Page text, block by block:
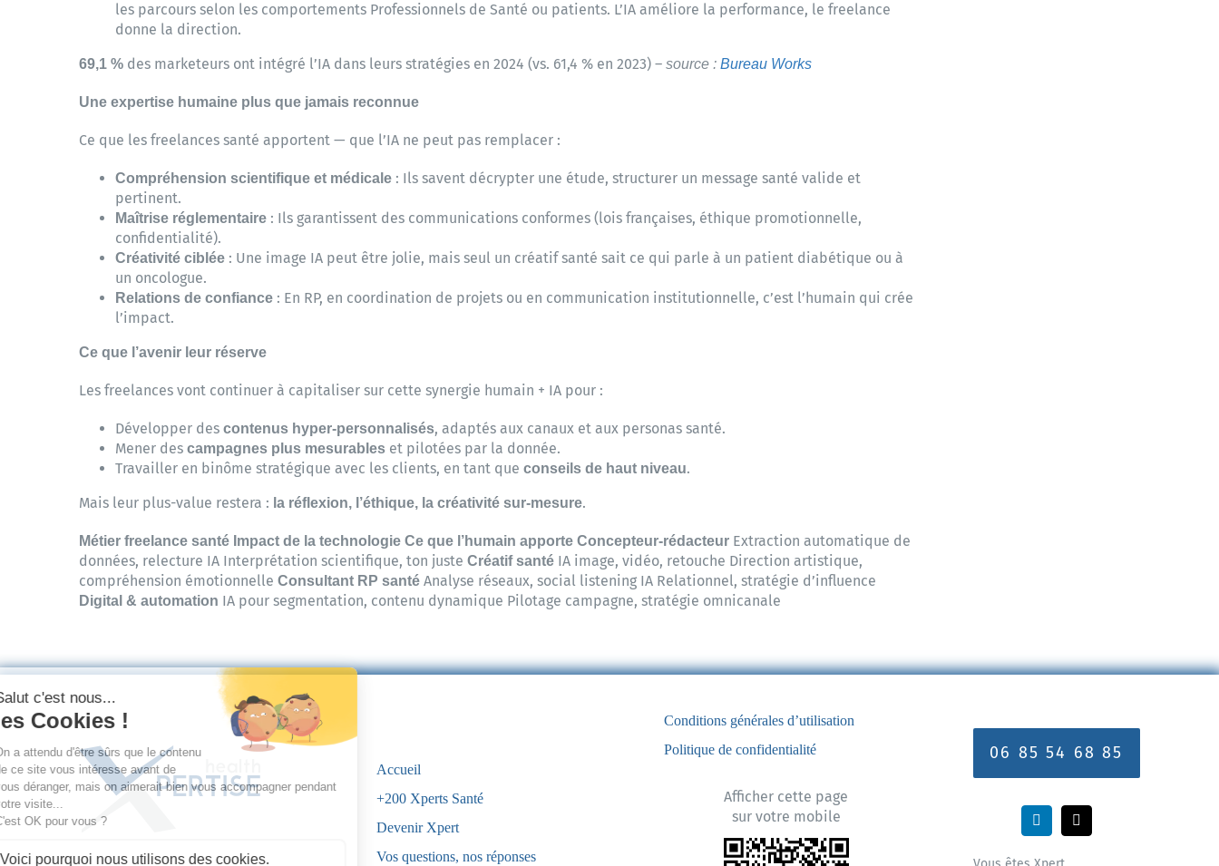
les parcours selon les comportements Professionnels de Santé ou patients. L’IA améliore la performance, le freelance
donne la direction.
69,1 %des marketeurs ont intégré l’IA dans leurs stratégies en 2024 (vs. 61,4 % en 2023) – source : Bureau Works
Une expertise humaine plus que jamais reconnue
Ce que les freelances santé apportent — que l’IA ne peut pas remplacer :
Compréhension scientifique et médicale: Ils savent décrypter une étude, structurer un message santé valide et
pertinent.
Maîtrise réglementaire: Ils garantissent des communications conformes (lois françaises, éthique promotionnelle,
confidentialité).
Créativité ciblée: Une image IA peut être jolie, mais seul un créatif santé sait ce qui parle à un patient diabétique ou à
un oncologue.
Relations de confiance: En RP, en coordination de projets ou en communication institutionnelle, c’est l’humain qui crée
l’impact.
Ce que l’avenir leur réserve
Les freelances vont continuer à capitaliser sur cette synergie humain + IA pour :
Développer des contenus hyper-personnalisés, adaptés aux canaux et aux personas santé.
Mener des campagnes plus mesurableset pilotées par la donnée.
Travailler en binôme stratégique avec les clients, en tant que conseils de haut niveau.
Mais leur plus-value restera : la réflexion, l’éthique, la créativité sur-mesure.
Métier freelance santé Impact de la technologie Ce que l’humain apporte Concepteur-rédacteurExtraction automatique de
données, relecture IA Interprétation scientifique, ton juste Créatif santéIA image, vidéo, retouche Direction artistique,
compréhension émotionnelle Consultant RP santéAnalyse réseaux, social listening IA Relationnel, stratégie d’influence
Digital & automation IA pour segmentation, contenu dynamique Pilotage campagne, stratégie omnicanale
Accueil
+200 Xperts Santé
Devenir Xpert
Vos questions, nos réponses
Conditions générales d’utilisation
Politique de confidentialité
Afficher cette page
sur votre mobile
06 85 54 68 85